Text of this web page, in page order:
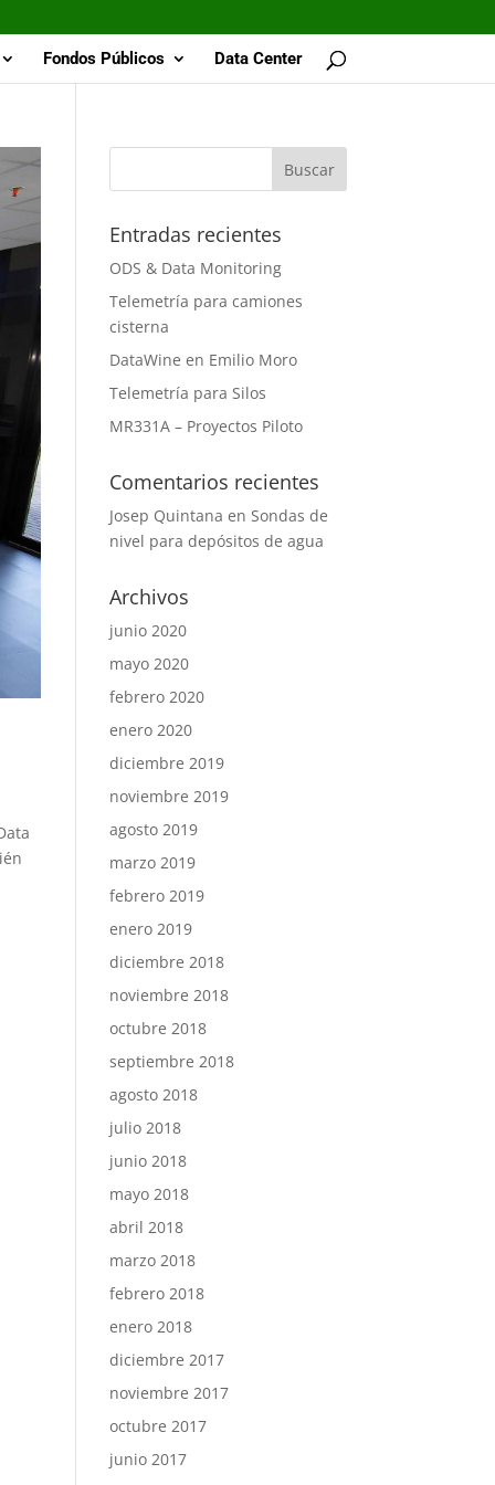
Fondos Públicos Data Center
Entradas recientes
ODS & Data Monitoring
Telemetría para camiones
cisterna
DataWine en Emilio Moro
Telemetría para Silos
MR331A – Proyectos Piloto
Comentarios recientes
Josep Quintana en Sondas de
nivel para depósitos de agua
Archivos
junio 2020
mayo 2020
febrero 2020
enero 2020
diciembre 2019
noviembre 2019
agosto 2019
marzo 2019
febrero 2019
enero 2019
diciembre 2018
noviembre 2018
octubre 2018
septiembre 2018
agosto 2018
julio 2018
junio 2018
mayo 2018
abril 2018
marzo 2018
febrero 2018
enero 2018
diciembre 2017
noviembre 2017
octubre 2017
junio 2017